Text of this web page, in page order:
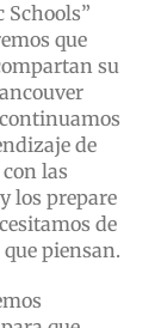
Schools”
que
su
de
las
los prepare
de
piensan.